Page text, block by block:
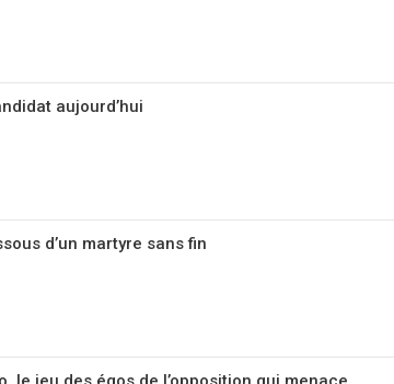
aujourd’hui
d’un martyre sans fin